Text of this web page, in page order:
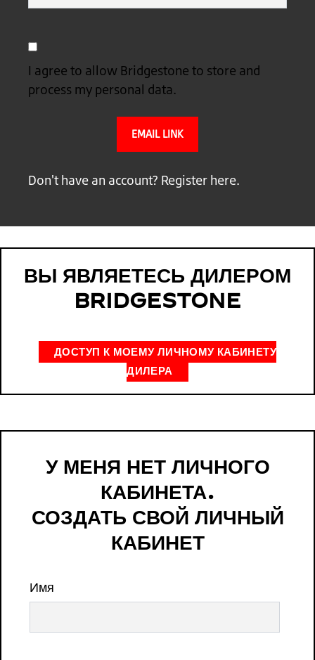
I agree to allow Bridgestone to store and
process my personal data.
Don't have an account? Register here.
ВЫ ЯВЛЯЕТЕСЬ ДИЛЕРОМ
BRIDGESTONE
ДОСТУП К МОЕМУ ЛИЧНОМУ КАБИНЕТУ
ДИЛЕРА
У МЕНЯ НЕТ ЛИЧНОГО
КАБИНЕТА.
СОЗДАТЬ СВОЙ ЛИЧНЫЙ
КАБИНЕТ
Имя